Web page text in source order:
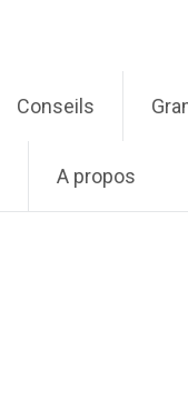
Conseils
A propos